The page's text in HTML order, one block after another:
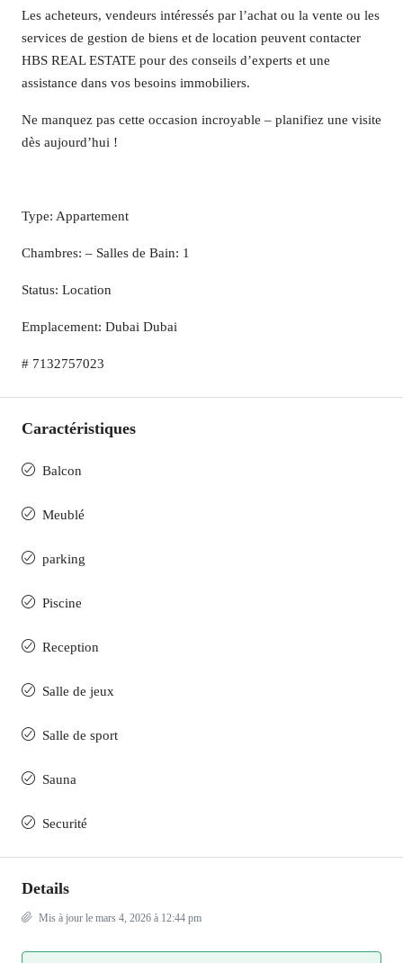
Les acheteurs, vendeurs intéressés par l’achat ou la vente ou les
services de gestion de biens et de location peuvent contacter
HBS REAL ESTATE pour des conseils d’experts et une
assistance dans vos besoins immobiliers.
Ne manquez pas cette occasion incroyable – planifiez une visite
dès aujourd’hui !
Type: Appartement
Chambres: – Salles de Bain: 1
Status: Location
Emplacement: Dubai Dubai
# 7132757023
Caractéristiques
Balcon
Meublé
parking
Piscine
Reception
Salle de jeux
Salle de sport
Sauna
Securité
Details
Mis à jour le mars 4, 2026 à 12:44 pm